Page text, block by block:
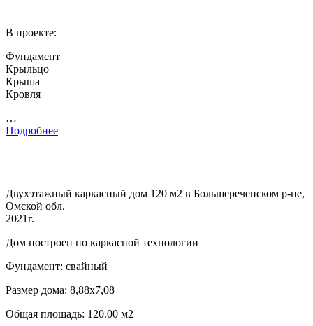
В проекте:
Фундамент
Крыльцо
Крыша
Кровля
…
Подробнее
Двухэтажный каркасный дом 120 м2 в Большереченском р-не,
Омской обл.
2021г.
Дом построен по каркасной технологии
Фундамент: свайный
Размер дома: 8,88х7,08
Общая площадь: 120.00 м2